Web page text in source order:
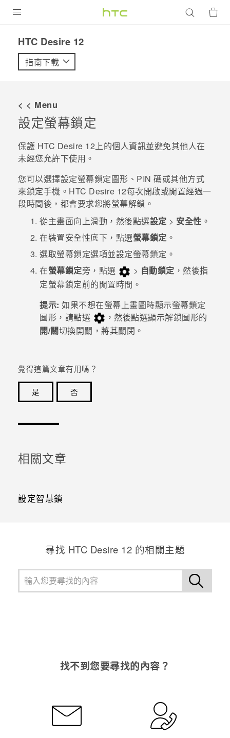
VIVE
配件
優惠專區
焦點訊息
校園專案
企業採購
銷售門市
銷售通路
支援服務
HTC Desire 12‎
指南下載
< < Menu
設定螢幕鎖定
保護 HTC Desire 12上的個人資訊並避免其他人在
未經您允許下使用。
您可以選擇設定螢幕鎖定圖形、PIN 碼或其他方式
來鎖定手機。 HTC Desire 12每次開啟或閒置經過一
段時間後，都會要求您將螢幕解鎖。
從主畫面向上滑動，然後點選設定 > 安全性 。
在裝置安全性底下，點選螢幕鎖定 。
選取螢幕鎖定選項並設定螢幕鎖定。
在螢幕鎖定旁，點選 > 自動鎖定 ，然後指
定螢幕鎖定前的閒置時間。
提示: 如果不想在螢幕上畫圖時顯示螢幕鎖定
圖形，請點選
，然後點選顯示解鎖圖形的
開/關切換開關，將其關閉。
覺得這篇文章有用嗎？
是
否
相關文章
設定智慧鎖
尋找 HTC Desire 12 的相關主題
找不到您要尋找的內容？